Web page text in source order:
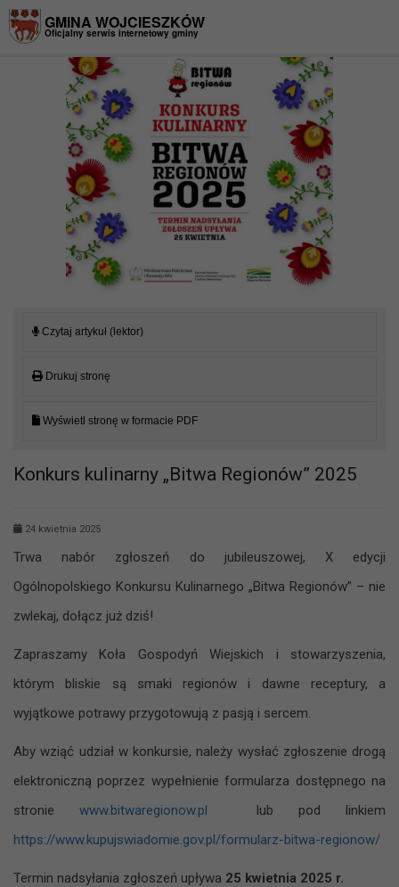
GMINA WOJCIESZKÓW
Oficjalny serwis internetowy gminy
Czytaj artykuł (lektor)
Drukuj stronę
Wyświetl stronę w formacie PDF
Konkurs kulinarny „Bitwa Regionów” 2025
24 kwietnia 2025
Trwa nabór zgłoszeń do jubileuszowej, X edycji
Ogólnopolskiego Konkursu Kulinarnego „Bitwa Regionów” – nie
zwlekaj, dołącz już dziś!
Zapraszamy Koła Gospodyń Wiejskich i stowarzyszenia,
którym bliskie są smaki regionów i dawne receptury, a
wyjątkowe potrawy przygotowują z pasją i sercem.
Aby wziąć udział w konkursie, należy wysłać zgłoszenie drogą
elektroniczną poprzez wypełnienie formularza dostępnego na
stronie www.bitwaregionow.pl lub pod linkiem
https://www.kupujswiadomie.gov.pl/formularz-bitwa-regionow/
Termin nadsyłania zgłoszeń upływa 25 kwietnia 2025 r.